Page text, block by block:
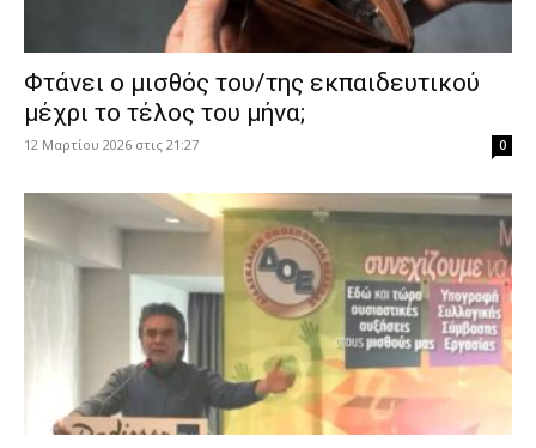
Φτάνει ο μισθός του/της εκπαιδευτικού
μέχρι το τέλος του μήνα;
12 Μαρτίου 2026 στις 21:27 0